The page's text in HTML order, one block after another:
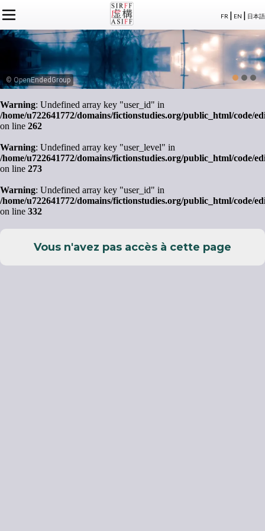
FR | EN | 日本語
L'ASSOCIATION
À PROPOS
ADHÉSION
ACTUALITÉS SIRFF
NOS CONGRÈS
SÉMINAIRES
ACTUALITÉS SUR LA FICTION
ÉVÉNEMENTS
MEMBRES
LE CONSEIL D’ADMINISTRATION
MEMBRES FONDATEURS
© OpenEndedGroup
Warning: Undefined array key "user_id" in
/home/u722641772/domains/fictionstudies.org/public_html/code/
on line 262
Warning: Undefined array key "user_level" in
/home/u722641772/domains/fictionstudies.org/public_html/code/
on line 273
Warning: Undefined array key "user_id" in
/home/u722641772/domains/fictionstudies.org/public_html/code/
on line 332
Vous n'avez pas accès à cette page